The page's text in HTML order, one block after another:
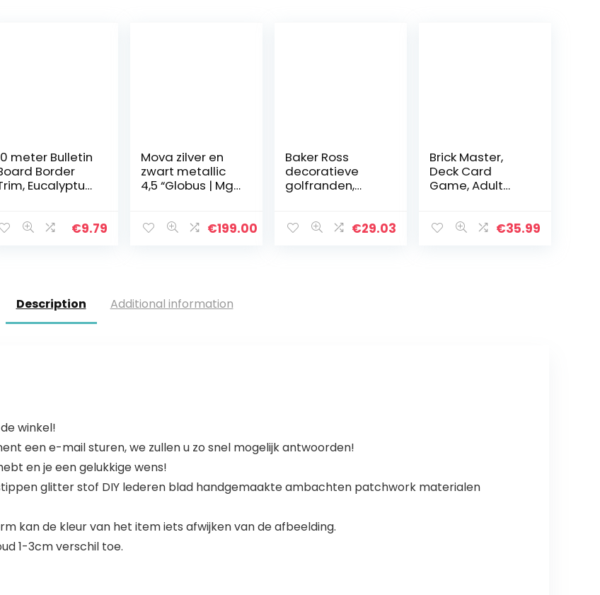
meter Bulletin
Border
Eucalyptus
€9.79
Mova zilver en
zwart metallic
4,5 “Globus | Mg-
€199.00
Baker Ross
decoratieve
golfranden,
6 rollen
€29.03
Brick Master,
Deck Card
Game, Adult
Party Board€35.99
Description Additional information
winkel!
een e-mail sturen, we zullen u zo snel mogelijk antwoorden!
en je een gelukkige wens!
glitter stof DIY lederen blad handgemaakte ambachten patchwork materialen
kan de kleur van het item iets afwijken van de afbeelding.
1-3cm verschil toe.